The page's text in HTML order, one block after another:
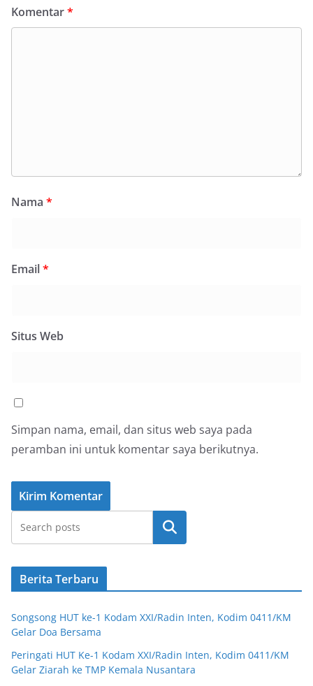
Komentar*
Nama *
Email*
Situs Web
Simpan nama, email, dan situs web saya pada
peramban ini untuk komentar saya berikutnya.
Cari
Berita Terbaru
Songsong HUT ke-1 Kodam XXI/Radin Inten, Kodim 0411/KM
Gelar Doa Bersama
Peringati HUT Ke-1 Kodam XXI/Radin Inten, Kodim 0411/KM
Gelar Ziarah ke TMP Kemala Nusantara